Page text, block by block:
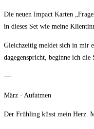
Die neuen Impact Karten
in dieses Set wie meine
Gleichzeitig meldet sich in mir
dagegenspricht, beginne ich die
—
März · Aufatmen
Der Frühling küsst mein Herz.